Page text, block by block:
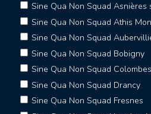
Sine Qua Non Squad Asnières
Sine Qua Non Squad Athis
Sine Qua Non Squad
Sine Qua Non Squad Bobigny
Sine Qua Non Squad Colombes
Sine Qua Non Squad Drancy
Sine Qua Non Squad Fresnes